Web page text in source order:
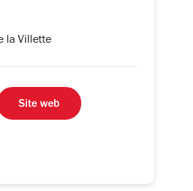
la Villette
Site web